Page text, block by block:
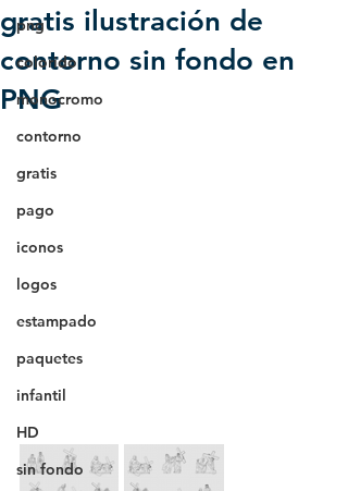
png
colorido
monocromo
contorno
gratis
pago
iconos
logos
estampado
paquetes
infantil
HD
sin fondo
gratis ilustración de
contorno sin fondo en
PNG